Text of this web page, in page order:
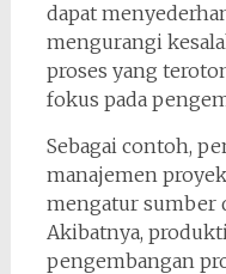
dapat
mengurangi
proses yang
fokus pada
Sebagai contoh,
manajemen
mengatur sumber
Akibatnya,
pengembangan